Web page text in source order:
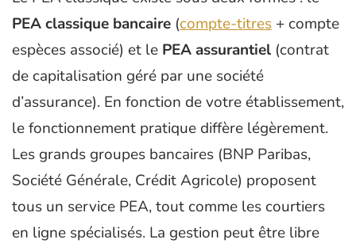
PEA classique bancaire (compte-titres + compte
espèces associé) et le PEA assurantiel (contrat
de capitalisation géré par une société
d’assurance). En fonction de votre établissement,
le fonctionnement pratique diffère légèrement.
Les grands groupes bancaires (BNP Paribas,
Société Générale, Crédit Agricole) proposent
tous un service PEA, tout comme les courtiers
en ligne spécialisés. La gestion peut être libre